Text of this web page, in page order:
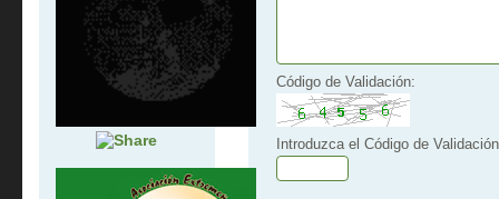
Código de Validación:
Introduzca el Código de